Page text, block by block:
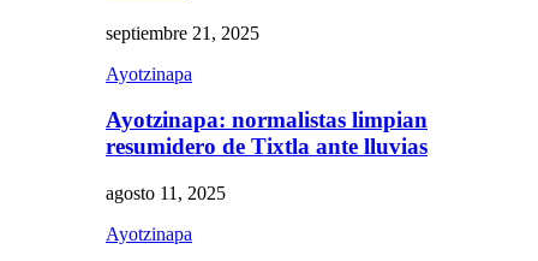
septiembre 21, 2025
Ayotzinapa
Ayotzinapa: normalistas limpian
resumidero de Tixtla ante lluvias
agosto 11, 2025
Ayotzinapa